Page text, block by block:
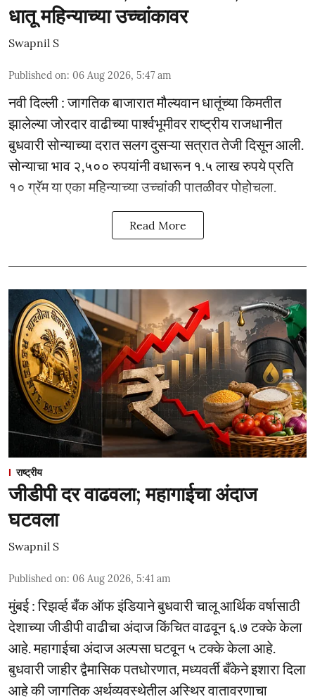
धातू महिन्याच्या उच्चांकावर
Swapnil S
Published on: 06 Aug 2026, 5:47 am
नवी दिल्ली : जागतिक बाजारात मौल्यवान धातूंच्या किमतीत
झालेल्या जोरदार वाढीच्या पार्श्वभूमीवर राष्ट्रीय राजधानीत
बुधवारी सोन्याच्या दरात सलग दुसऱ्या सत्रात तेजी दिसून आली.
सोन्याचा भाव २,५०० रुपयांनी वधारून १.५ लाख रुपये प्रति
१० ग्रॅम या एका महिन्याच्या उच्चांकी पातळीवर पोहोचला.
Read More
राष्ट्रीय
जीडीपी दर वाढवला; महागाईचा अंदाज
घटवला
Swapnil S
Published on: 06 Aug 2026, 5:41 am
मुंबई : रिझर्व्ह बँक ऑफ इंडियाने बुधवारी चालू आर्थिक वर्षासाठी
देशाच्या जीडीपी वाढीचा अंदाज किंचित वाढवून ६.७ टक्के केला
आहे. महागाईचा अंदाज अल्पसा घटवून ५ टक्के केला आहे.
बुधवारी जाहीर द्वैमासिक पतधोरणात, मध्यवर्ती बँकेने इशारा दिला
आहे की जागतिक अर्थव्यवस्थेतील अस्थिर वातावरणाचा